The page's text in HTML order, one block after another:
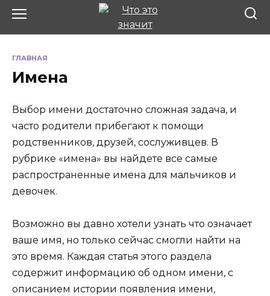
Перейти
содержанию
ГЛАВНАЯ
Имена
Выбор имени достаточно сложная задача, и
часто родители прибегают к помощи
родственников, друзей, сослуживцев. В
рубрике «имена» вы найдете все самые
распространенные имена для мальчиков и
девочек.
Возможно вы давно хотели узнать что означает
ваше имя, но только сейчас смогли найти на
это время. Каждая статья этого раздела
содержит информацию об одном имени, с
описанием истории появления имени,